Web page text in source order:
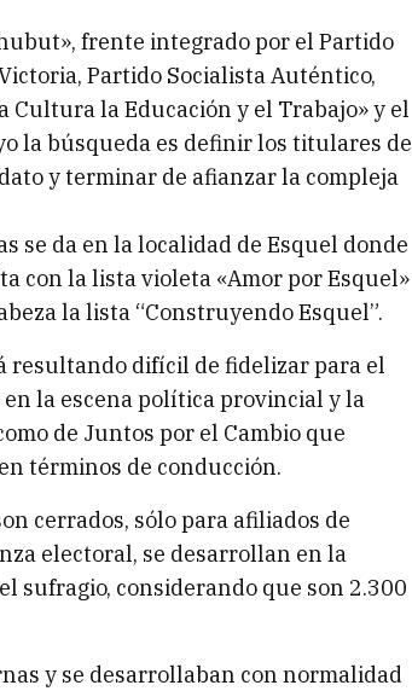
frente integrado por el Partido
Partido Socialista Auténtico,
Cultura la Educación y el Trabajo» y el
la búsqueda es definir los titulares de
y terminar de afianzar la compleja
se da en la localidad de Esquel donde
con la lista violeta «Amor por Esquel»
la lista “Construyendo Esquel”.
resultando difícil de fidelizar para el
la escena política provincial y la
de Juntos por el Cambio que
términos de conducción.
cerrados, sólo para afiliados de
electoral, se desarrollan en la
sufragio, considerando que son 2.300
y se desarrollaban con normalidad